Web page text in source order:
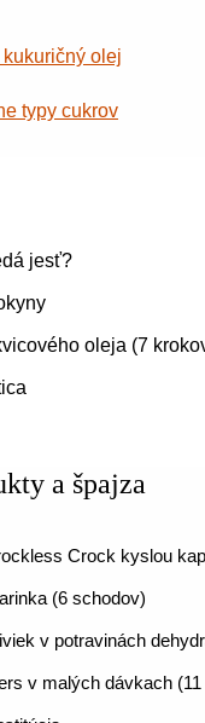
kukuričný olej
typy cukrov
jesť?
oleja (7
a špajza
Crock kyslou
(6 schodov)
v potravinách
v malých dávkach